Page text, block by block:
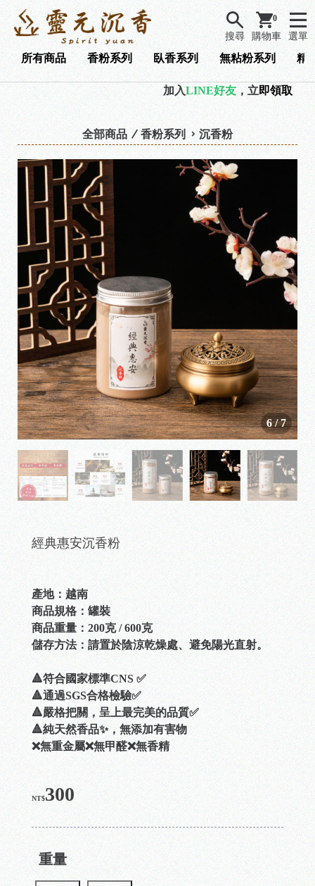
0
購物車
搜尋 選單
所有商品 香粉系列 臥香系列 無粘粉系列 精
加入LINE好友，立即領取『 9折
全部商品 香粉系列 沉香粉
6/7
經典惠安沉香粉
產地：越南
商品規格：罐裝
商品重量：200克 / 600克
儲存方法：請置於陰涼乾燥處、避免陽光直射。
🔺符合國家標準CNS ✅
🔺通過SGS合格檢驗✅
🔺嚴格把關，呈上最完美的品質✅
🔺純天然香品✨，無添加有害物
❌無重金屬❌無甲醛❌無香精
NT$300
重量